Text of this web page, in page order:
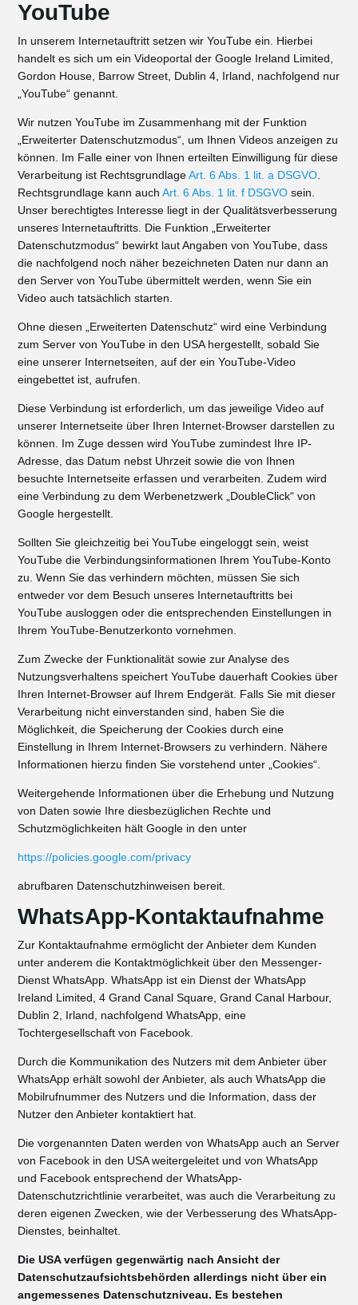
YouTube
In unserem Internetauftritt setzen wir YouTube ein. Hierbei
handelt es sich um ein Videoportal der Google Ireland Limited,
Gordon House, Barrow Street, Dublin 4, Irland, nachfolgend nur
„YouTube“ genannt.
Wir nutzen YouTube im Zusammenhang mit der Funktion
„Erweiterter Datenschutzmodus“, um Ihnen Videos anzeigen zu
können. Im Falle einer von Ihnen erteilten Einwilligung für diese
Verarbeitung ist RechtsgrundlageArt. 6 Abs. 1 lit. a DSGVO
Rechtsgrundlage kann auchArt. 6 Abs. 1 lit. f DSGVO sein.
Unser berechtigtes Interesse liegt in der Qualitätsverbesserung
unseres Internetauftritts. Die Funktion „Erweiterter
Datenschutzmodus“ bewirkt laut Angaben von YouTube, dass
die nachfolgend noch näher bezeichneten Daten nur dann an
den Server von YouTube übermittelt werden, wenn Sie ein
Video auch tatsächlich starten.
Ohne diesen „Erweiterten Datenschutz“ wird eine Verbindung
zum Server von YouTube in den USA hergestellt, sobald Sie
eine unserer Internetseiten, auf der ein YouTube-Video
eingebettet ist, aufrufen.
Diese Verbindung ist erforderlich, um das jeweilige Video auf
unserer Internetseite über Ihren Internet-Browser darstellen zu
können. Im Zuge dessen wird YouTube zumindest Ihre IP-
Adresse, das Datum nebst Uhrzeit sowie die von Ihnen
besuchte Internetseite erfassen und verarbeiten. Zudem wird
eine Verbindung zu dem Werbenetzwerk „DoubleClick“ von
Google hergestellt.
Sollten Sie gleichzeitig bei YouTube eingeloggt sein, weist
YouTube die Verbindungsinformationen Ihrem YouTube-Konto
zu. Wenn Sie das verhindern möchten, müssen Sie sich
entweder vor dem Besuch unseres Internetauftritts bei
YouTube ausloggen oder die entsprechenden Einstellungen in
Ihrem YouTube-Benutzerkonto vornehmen.
Zum Zwecke der Funktionalität sowie zur Analyse des
Nutzungsverhaltens speichert YouTube dauerhaft Cookies über
Ihren Internet-Browser auf Ihrem Endgerät. Falls Sie mit dieser
Verarbeitung nicht einverstanden sind, haben Sie die
Möglichkeit, die Speicherung der Cookies durch eine
Einstellung in Ihrem Internet-Browsers zu verhindern. Nähere
Informationen hierzu finden Sie vorstehend unter „Cookies“.
Weitergehende Informationen über die Erhebung und Nutzung
von Daten sowie Ihre diesbezüglichen Rechte und
Schutzmöglichkeiten hält Google in den unter
https://policies.google.com/privacy
abrufbaren Datenschutzhinweisen bereit.
WhatsApp-Kontaktaufnahme
Zur Kontaktaufnahme ermöglicht der Anbieter dem Kunden
unter anderem die Kontaktmöglichkeit über den Messenger-
Dienst WhatsApp. WhatsApp ist ein Dienst der WhatsApp
Ireland Limited, 4 Grand Canal Square, Grand Canal Harbour,
Dublin 2, Irland, nachfolgend WhatsApp, eine
Tochtergesellschaft von Facebook.
Durch die Kommunikation des Nutzers mit dem Anbieter über
WhatsApp erhält sowohl der Anbieter, als auch WhatsApp die
Mobilrufnummer des Nutzers und die Information, dass der
Nutzer den Anbieter kontaktiert hat.
Die vorgenannten Daten werden von WhatsApp auch an Server
von Facebook in den USA weitergeleitet und von WhatsApp
und Facebook entsprechend der WhatsApp-
Datenschutzrichtlinie verarbeitet, was auch die Verarbeitung zu
deren eigenen Zwecken, wie der Verbesserung des WhatsApp-
Dienstes, beinhaltet.
Die USA verfügen gegenwärtig nach Ansicht der
Datenschutzaufsichtsbehörden allerdings nicht über ein
angemessenes Datenschutzniveau. Es bestehen